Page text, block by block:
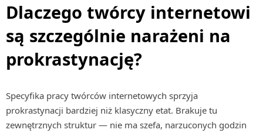
Dlaczego twórcy internetowi
są szczególnie narażeni na
prokrastynację?
Specyfika pracy twórców internetowych sprzyja
prokrastynacji bardziej niż klasyczny etat. Brakuje tu
zewnętrznych struktur — nie ma szefa, narzuconych godzin